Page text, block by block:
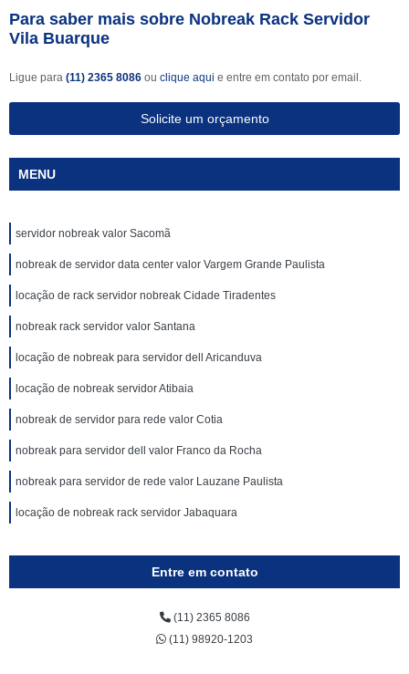
Para saber mais sobre Nobreak Rack Servidor
Vila Buarque
Ligue para (11) 2365 8086 ou clique aqui e entre em contato por email.
Solicite um orçamento
MENU
servidor nobreak valor Sacomã
nobreak de servidor data center valor Vargem Grande Paulista
locação de rack servidor nobreak Cidade Tiradentes
nobreak rack servidor valor Santana
locação de nobreak para servidor dell Aricanduva
locação de nobreak servidor Atibaia
nobreak de servidor para rede valor Cotia
nobreak para servidor dell valor Franco da Rocha
nobreak para servidor de rede valor Lauzane Paulista
locação de nobreak rack servidor Jabaquara
Entre em contato
(11) 2365 8086
(11) 98920-1203